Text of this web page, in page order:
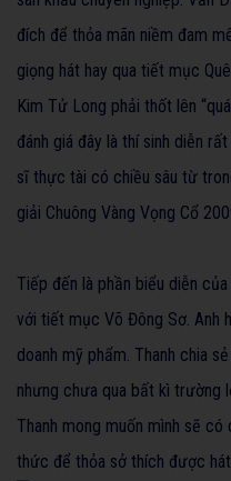
đích để thỏa mãn niềm đam
giọng hát hay qua tiết mục
Kim Tử Long phải thốt lên
đánh giá đây là thí sinh diễn
sĩ thực tài có chiều sâu từ
giải Chuông Vàng Vọng Cổ
Tiếp đến là phần biểu diễn
với tiết mục Võ Đông Sơ. Anh
doanh mỹ phẩm. Thanh chia
nhưng chưa qua bất kì trường
Thanh mong muốn mình sẽ
thức để thỏa sở thích được